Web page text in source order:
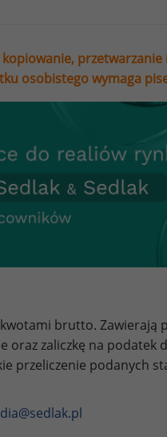
osobistego wymaga
brutto. Zawierają
oraz zaliczkę na podatek
przeliczenie podanych